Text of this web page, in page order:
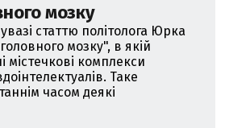
мозку
статтю політолога Юрка
мозку", в якій
містечкові комплекси
Таке
часом деякі